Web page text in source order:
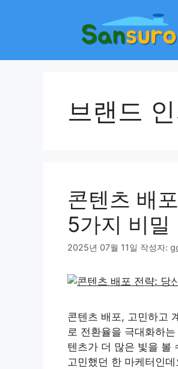
브랜드
콘텐츠 배
5가지 비밀
2025년 07월 11일 작성자:
콘텐츠 배포, 고민하고
로 전환율을 극대화하
텐츠가 더 많은 빛을 볼
고민했던 한 마케터인